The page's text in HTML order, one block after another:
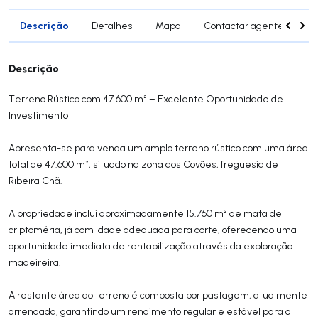
Descrição Detalhes Mapa Contactar agente
Descrição
Terreno Rústico com 47.600 m² – Excelente Oportunidade de
Investimento
Apresenta-se para venda um amplo terreno rústico com uma área
total de 47.600 m², situado na zona dos Covões, freguesia de
Ribeira Chã.
A propriedade inclui aproximadamente 15.760 m² de mata de
criptoméria, já com idade adequada para corte, oferecendo uma
oportunidade imediata de rentabilização através da exploração
madeireira.
A restante área do terreno é composta por pastagem, atualmente
arrendada, garantindo um rendimento regular e estável para o